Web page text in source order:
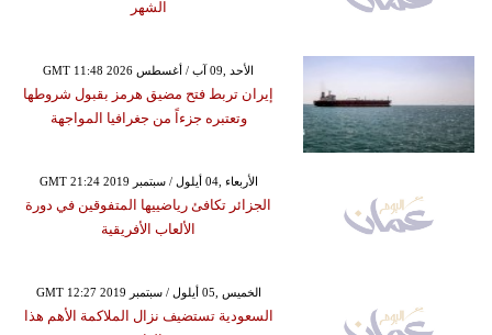
الشهر
GMT 11:48 2026 الأحد ,09 آب / أغسطس
إيران تربط فتح مضيق هرمز بقبول شروطها
وتعتبره جزءاً من جغرافيا المواجهة
GMT 21:24 2019 الأربعاء ,04 أيلول / سبتمبر
الجزائر تكافئ رياضييها المتفوقين في دورة
الألعاب الأفريقية
GMT 12:27 2019 الخميس ,05 أيلول / سبتمبر
السعودية تستضيف نزال الملاكمة الأهم هذا